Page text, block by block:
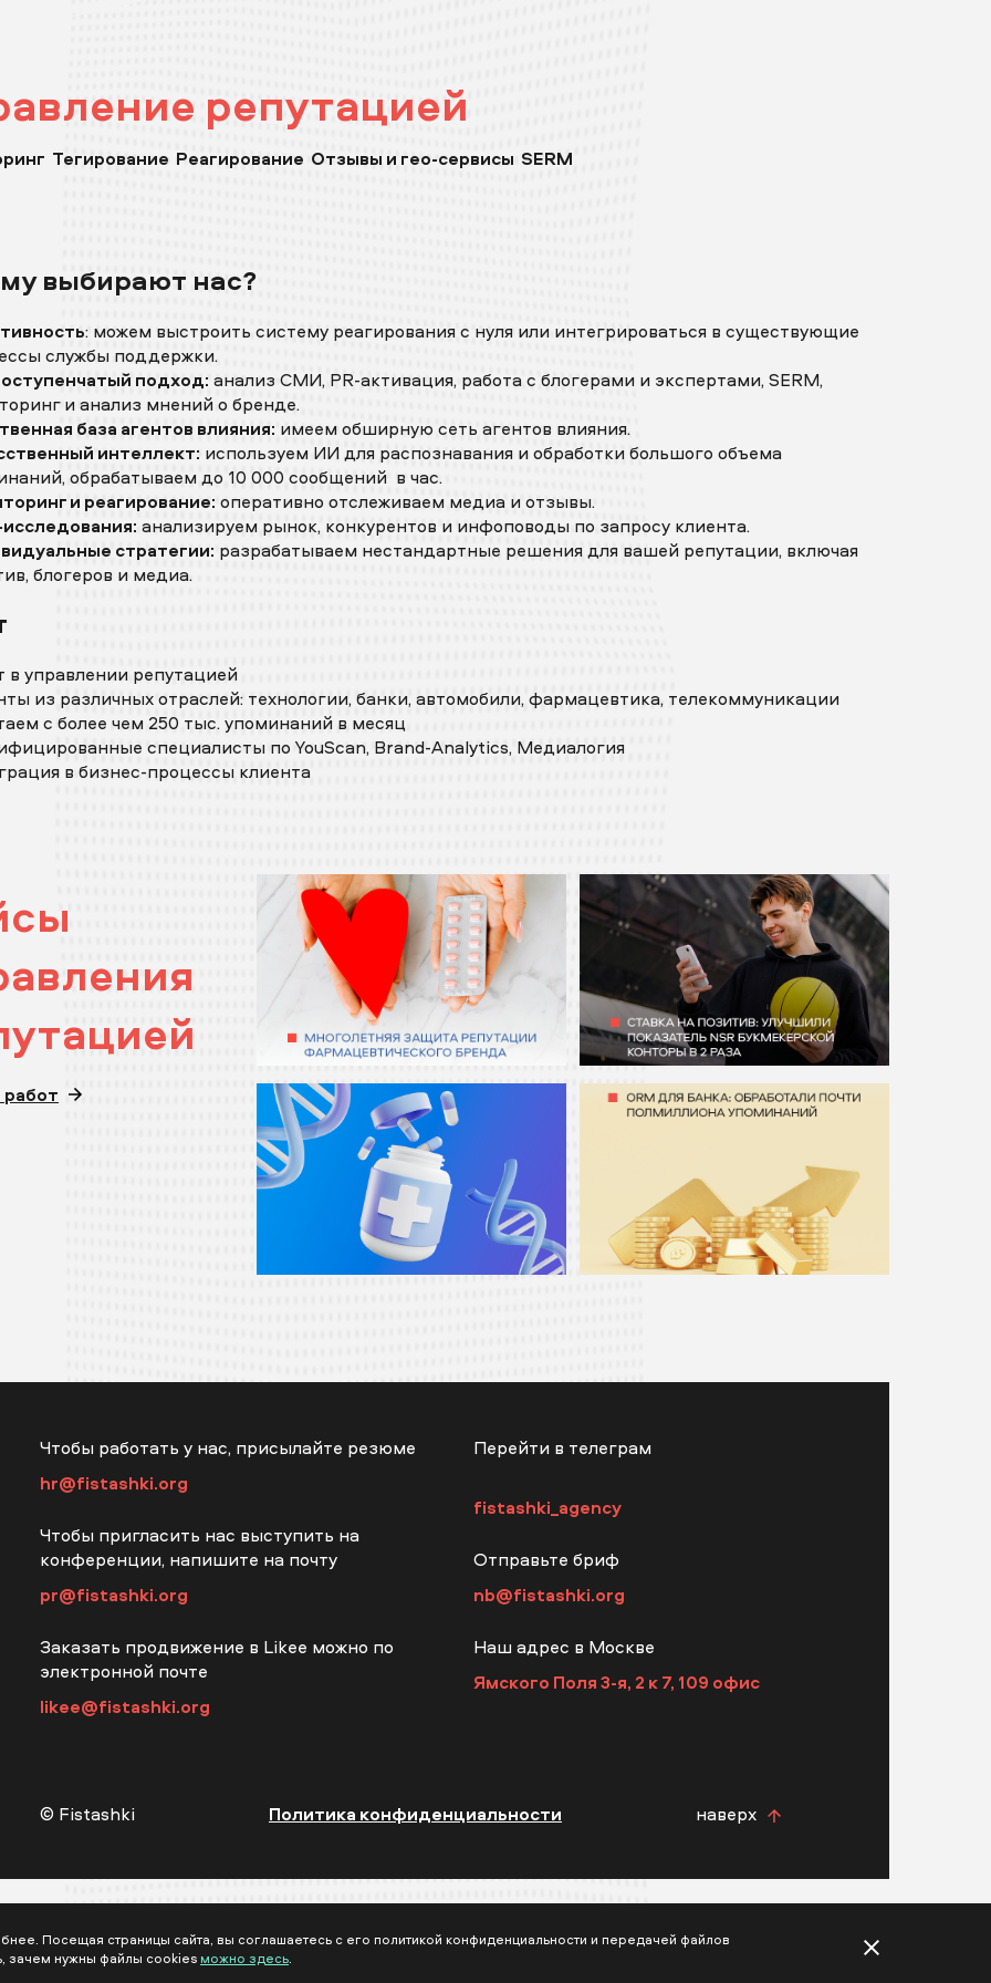
репутацией
Тегирование Реагирование Отзывы и гео-сервисы SERM
выбирают нас?
: можем выстроить систему реагирования с нуля или интегрироваться в существующие
службы поддержки.
подход: анализ СМИ, PR-активация, работа с блогерами и экспертами, SERM,
и анализ мнений о бренде.
база агентов влияния: имеем обширную сеть агентов влияния.
интеллект: используем ИИ для распознавания и обработки большого объема
обрабатываем до 10 000 сообщений в час.
и реагирование: оперативно отслеживаем медиа и отзывы.
анализируем рынок, конкурентов и инфоповоды по запросу клиента.
стратегии: разрабатываем нестандартные решения для вашей репутации, включая
блогеров и медиа.
в управлении репутацией
из различных отраслей: технологии, банки, автомобили, фармацевтика, телекоммуникации
с более чем 250 тыс. упоминаний в месяц
специалисты по YouScan, Brand-Analytics, Медиалогия
в бизнес-процессы клиента
Чтобы работать у нас, присылайте резюме
hr@fistashki.org
Чтобы пригласить нас выступить на
конференции, напишите на почту
pr@fistashki.org
Заказать продвижение в Likee можно по
электронной почте
likee@fistashki.org
Перейти в телеграм
fistashki_agency
Отправьте бриф
nb@fistashki.org
Наш адрес в Москве
Ямского Поля 3-я, 2 к 7​, 109 офис
© Fistashki Политика конфиденциальности наверх
Посещая страницы сайта, вы соглашаетесь с его политикой конфиденциальности и передачей файлов
зачем нужны файлы cookies можно здесь.
поля
бриф